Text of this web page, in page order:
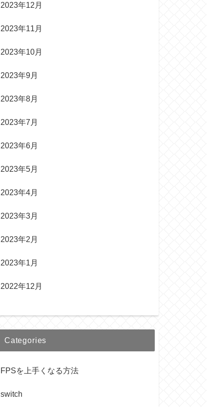
2023年12月
2023年11月
2023年10月
2023年9月
2023年8月
2023年7月
2023年6月
2023年5月
2023年4月
2023年3月
2023年2月
2023年1月
2022年12月
Categories
FPSを上手くなる方法
switch